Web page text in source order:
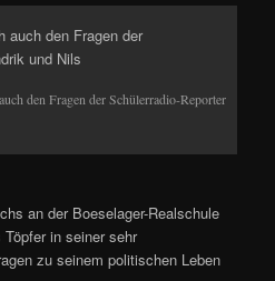
den Fragen der Schülerradio-Reporter
an der Boeselager-Realschule
in seiner sehr
zu seinem politischen Leben